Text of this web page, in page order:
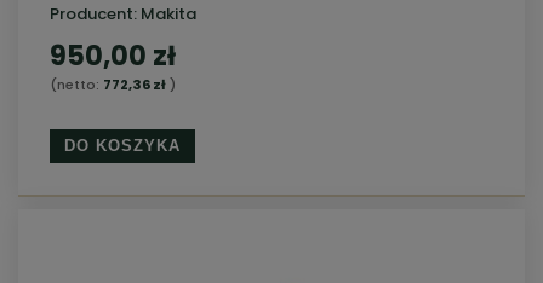
Producent: Makita
950,00 zł
(netto: 772,36 zł)
DO KOSZYKA